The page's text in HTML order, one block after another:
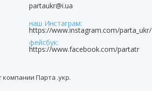
partaukr@i.ua
наш Инстаграм
https://www.instagram.com/parta_ukr/
фейсбук
https://www.facebook.com/partatr
компании Парта .укр.